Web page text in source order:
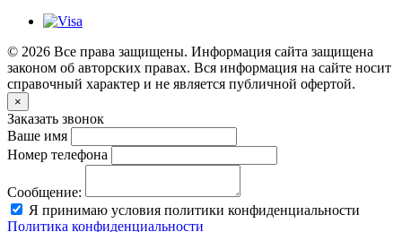
© 2026 Все права защищены. Информация сайта защищена
законом об авторских правах. Вся информация на сайте носит
справочный характер и не является публичной офертой.
×
Заказать звонок
Ваше имя
Номер телефона
Сообщение:
Я принимаю условия политики конфиденциальности
Политика конфиденциальности